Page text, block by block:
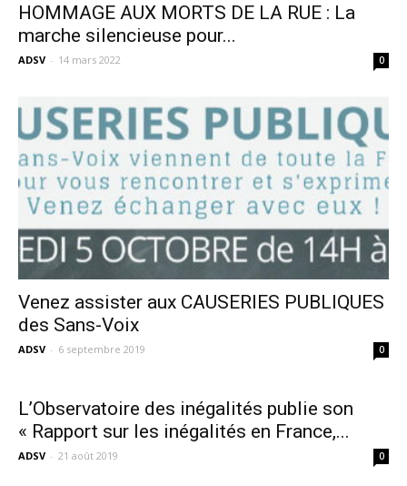
HOMMAGE AUX MORTS DE LA RUE : La
marche silencieuse pour...
ADSV - 14 mars 2022 0
Venez assister aux CAUSERIES PUBLIQUES
des Sans-Voix
ADSV - 6 septembre 2019 0
L’Observatoire des inégalités publie son
« Rapport sur les inégalités en France,...
ADSV - 21 août 2019 0